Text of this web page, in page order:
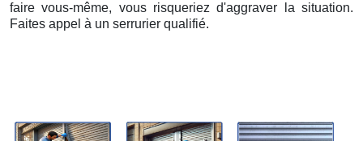
faire vous-même, vous risqueriez d'aggraver la situation.
Faites appel à un serrurier qualifié.